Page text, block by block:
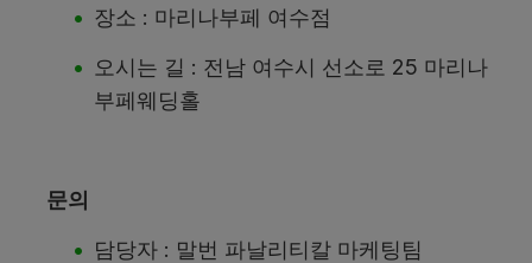
장소 : 마리나부페 여수점
오시는 길 : 전남 여수시 선소로 25 마리나
부페웨딩홀
문의
담당자 : 말번 파날리티칼 마케팅팀